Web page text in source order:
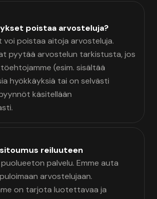
poistaa arvosteluja?
voi poistaa aitoja arvosteluja.
pyytää arvostelun tarkistusta, jos
(esim. sisältää
hyökkäyksiä tai on selvästi
käsitellään
reiluuteen
palvelu. Emme auta
arvostelujaan.
on tarjota luotettavaa ja